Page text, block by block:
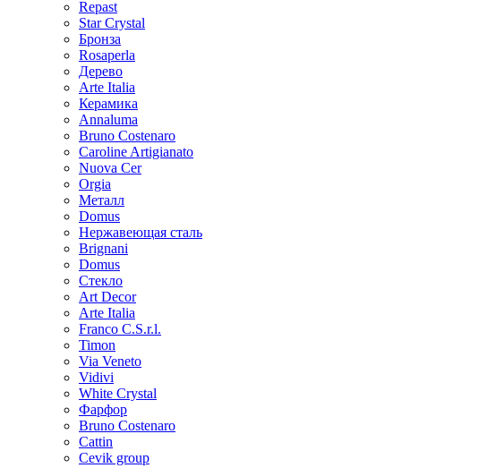
Repast
Star Crystal
Бронза
Rosaperla
Дерево
Arte Italia
Керамика
Annaluma
Bruno Costenaro
Caroline Artigianato
Nuova Cer
Orgia
Металл
Domus
Нержавеющая сталь
Brignani
Domus
Стекло
Art Decor
Arte Italia
Franco C.S.r.l.
Timon
Via Veneto
Vidivi
White Crystal
Фарфор
Bruno Costenaro
Cattin
Cevik group